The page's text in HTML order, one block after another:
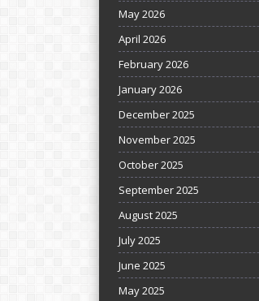
May 2026
April 2026
February 2026
January 2026
December 2025
November 2025
October 2025
September 2025
August 2025
July 2025
June 2025
May 2025